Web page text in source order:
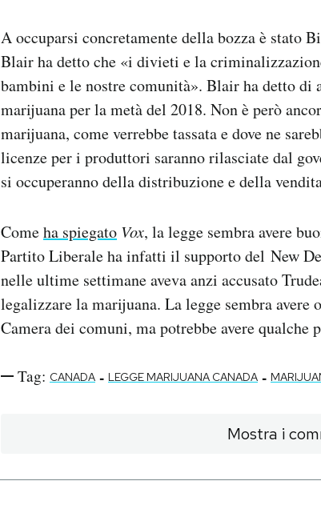
A occuparsi concretamente della bozza è stato
Blair ha detto che «i divieti e la
bambini e le nostre comunità». Blair ha detto
marijuana per la metà del 2018. Non è però
marijuana, come verrebbe tassata e dove ne
licenze per i produttori saranno rilasciate dal
si occuperanno della distribuzione e della
Comeha spiegato Vox, la legge sembra avere
Partito Liberale ha infatti il supporto del New
nelle ultime settimane aveva anzi accusato
legalizzare la marijuana. La legge sembra
Camera dei comuni, ma potrebbe avere qualche
Tag: CANADA - LEGGE MARIJUANA CANADA -
Mostra i